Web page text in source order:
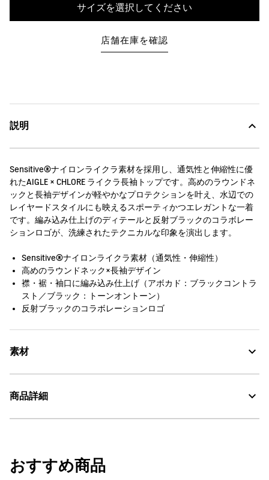
サイズを選択してください
店舗在庫を確認
説明
Sensitive®ナイロンライクラ素材を採用し、通気性と伸縮性に優
れたAIGLE × CHLORE ライクラ長袖トップです。高めのラウンドネ
ックと長袖デザインが軽やかなプロテクションを叶え、水辺での
レイヤードスタイルにも映えるスポーティかつエレガントな一着
です。編み込み仕上げのディテールと反射ブラックのコラボレー
ションロゴが、洗練されたテクニカルな印象を演出します。
Sensitive®ナイロンライクラ素材（通気性・伸縮性）
高めのラウンドネック×長袖デザイン
襟・裾・袖口に編み込み仕上げ（アボカド：ブラックコントラ
スト／ブラック：トーンオントーン）
反射ブラックのコラボレーションロゴ
素材
商品詳細
・原産国：0
・素材：0
おすすめ商品